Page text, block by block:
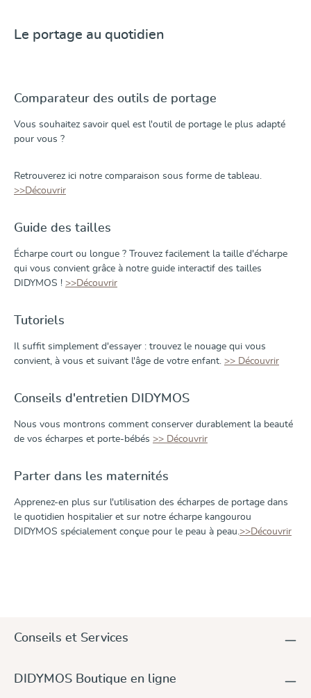
Le portage au quotidien
Comparateur des outils de portage
Vous souhaitez savoir quel est l'outil de portage le plus adapté
pour vous ?
Retrouverez ici notre comparaison sous forme de tableau.
>>Découvrir
Guide des tailles
Écharpe court ou longue ? Trouvez facilement la taille d'écharpe
qui vous convient grâce à notre guide interactif des tailles
DIDYMOS ! >>Découvrir
Tutoriels
Il suffit simplement d'essayer : trouvez le nouage qui vous
convient, à vous et suivant l'âge de votre enfant. >> Découvrir
Conseils d'entretien DIDYMOS
Nous vous montrons comment conserver durablement la beauté
de vos écharpes et porte-bébés >> Découvrir
Parter dans les maternités
Apprenez-en plus sur l'utilisation des écharpes de portage dans
le quotidien hospitalier et sur notre écharpe kangourou
DIDYMOS spécialement conçue pour le peau à peau.>>Découvrir
Conseils et Services
DIDYMOS Boutique en ligne